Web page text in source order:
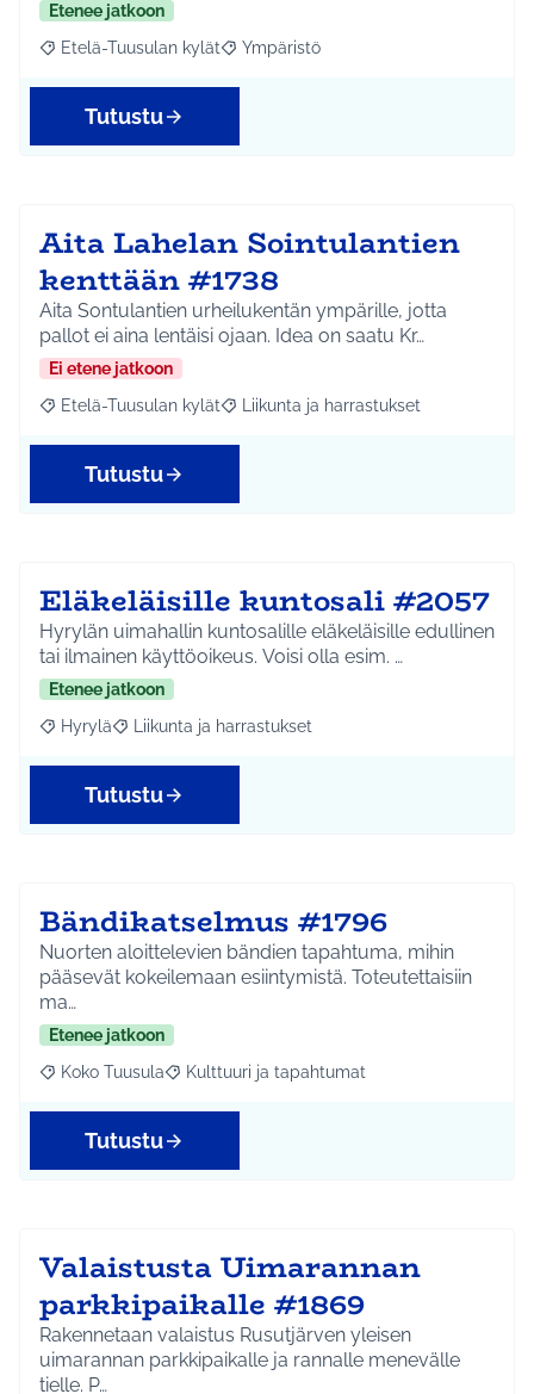
Etenee jatkoon
Rajaa tulokset aihepiirin mukaan: Etelä-Tuusulan kylät
Etelä-Tuusulan kylät Rajaa tulokset teeman mukaan:
Ympäristö
Tutustu
Aita Lahelan Sointulantien
kenttään #1738
Aita Sontulantien urheilukentän ympärille, jotta
pallot ei aina lentäisi ojaan. Idea on saatu Kr…
Ei etene jatkoon
Rajaa tulokset aihepiirin mukaan: Etelä-Tuusulan kylät
Etelä-Tuusulan kylät Rajaa tulokset teeman mukaan:
Liikunta ja harrastukset
Tutustu
Eläkeläisille kuntosali #2057
Hyrylän uimahallin kuntosalille eläkeläisille edullinen
tai ilmainen käyttöoikeus. Voisi olla esim. …
Etenee jatkoon
Rajaa tulokset aihepiirin mukaan: Hyrylä
Hyrylä Rajaa tulokset teeman mukaan: Liikunta ja
Liikunta ja harrastukset
Tutustu
Bändikatselmus #1796
Nuorten aloittelevien bändien tapahtuma, mihin
pääsevät kokeilemaan esiintymistä. Toteutettaisiin
ma…
Etenee jatkoon
Rajaa tulokset aihepiirin mukaan: Koko Tuusula
Koko Tuusula Rajaa tulokset teeman mukaan: Kulttuuri ja
Kulttuuri ja tapahtumat
Tutustu
Valaistusta Uimarannan
parkkipaikalle #1869
Rakennetaan valaistus Rusutjärven yleisen
uimarannan parkkipaikalle ja rannalle menevälle
tielle. P…